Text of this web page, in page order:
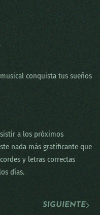
conquista tus sueños
a los próximos
nada más gratificante que
y letras correctas
días.
SIGUIENTE